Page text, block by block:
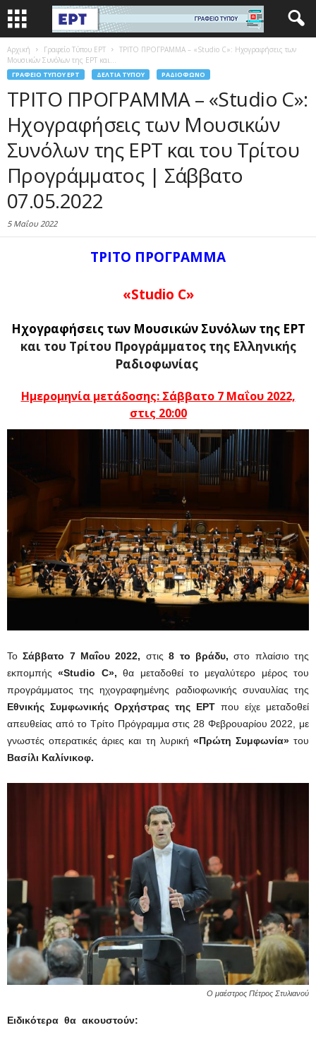
Αρχική Γραφείο Τύπου ΕΡΤ
ΤΡΙΤΟ ΠΡΟΓΡΑΜΜΑ – «Studio C»: Ηχογραφήσεις των
Μουσικών Συνόλων της ΕΡΤ και...
ΓΡΑΦΕΊΟ ΤΎΠΟΥ ΕΡΤ ΔΕΛΤΊΑ ΤΎΠΟΥ ΡΑΔΙΌΦΩΝΟ
ΤΡΙΤΟ ΠΡΟΓΡΑΜΜΑ – «Studio C»:
Ηχογραφήσεις των Μουσικών
Συνόλων της ΕΡΤ και του Τρίτου
Προγράμματος | Σάββατο
07.05.2022
5 Μαΐου 2022
ΤΡΙΤΟ ΠΡΟΓΡΑΜΜΑ
«Studio C»
Ηχογραφήσεις των Μουσικών Συνόλων της ΕΡΤ
και του Τρίτου Προγράμματος της Ελληνικής
Ραδιοφωνίας
Ημερομηνία μετάδοσης: Σάββατο 7 Μαΐου 2022,
στις 20:00
ΤοΣάββατο 7 Μαΐου 2022, στις8 το βράδυ, στο πλαίσιο της
εκπομπής«Studio C», θα μεταδοθεί το μεγαλύτερο μέρος του
προγράμματος της ηχογραφημένης ραδιοφωνικής συναυλίας της
Εθνικής Συμφωνικής Ορχήστρας της ΕΡΤ που είχε μεταδοθεί
απευθείας από το Τρίτο Πρόγραμμα στις 28 Φεβρουαρίου 2022, με
γνωστές οπερατικές άριες και τη λυρική «Πρώτη Συμφωνία» του
Βασίλι Καλίνικοφ.
Ο μαέστρος Πέτρος Στυλιανού
Ειδικότερα θα ακουστούν: